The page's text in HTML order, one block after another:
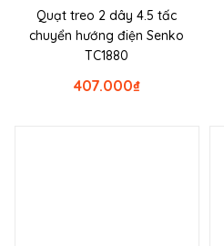
Quạt treo 2 dây 4.5 tấc
chuyển hướng điện Senko
TC1880
₫
407.000